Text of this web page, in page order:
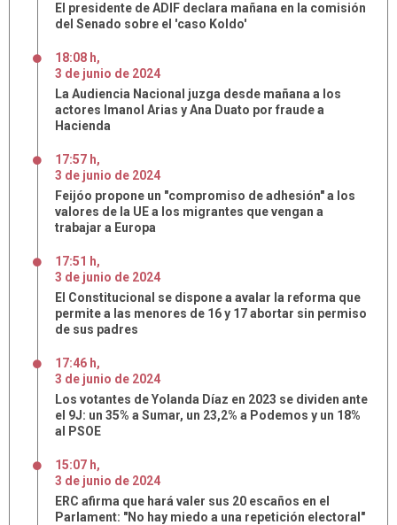
El presidente de ADIF declara mañana en la comisión
del Senado sobre el 'caso Koldo'
18:08 h,
3 de junio de 2024
La Audiencia Nacional juzga desde mañana a los
actores Imanol Arias y Ana Duato por fraude a
Hacienda
17:57 h,
3 de junio de 2024
Feijóo propone un "compromiso de adhesión" a los
valores de la UE a los migrantes que vengan a
trabajar a Europa
17:51 h,
3 de junio de 2024
El Constitucional se dispone a avalar la reforma que
permite a las menores de 16 y 17 abortar sin permiso
de sus padres
17:46 h,
3 de junio de 2024
Los votantes de Yolanda Díaz en 2023 se dividen ante
el 9J: un 35% a Sumar, un 23,2% a Podemos y un 18%
al PSOE
15:07 h,
3 de junio de 2024
ERC afirma que hará valer sus 20 escaños en el
Parlament: "No hay miedo a una repetición electoral"